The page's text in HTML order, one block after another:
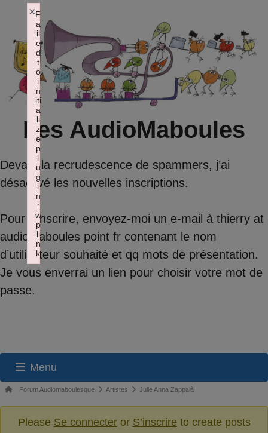
contenu
Les AudioMaboules
Devant la recrudescence de spammers, j’ai
désactivé les nouvelles inscriptions.
Pour s’inscrire, envoyez-moi un e-mail à thierry at
audiomaboules point fr contenant le nom
d’utilisateur souhaité et qq mots de présentation.
Je vous enverrai un lien pour choisir votre mot de
passe.
Menu
Navigation
du
forum
Fil Forum Audiomaboulesque Artistes Julie Anna Zappalà
Please Se connecteror S’inscrire to create posts
F
a
il
e
d
t
o
i
n
iti
a
li
z
e
p
l
u
g
i
n
:
w
p
li
n
k
×
Failed to initialize plugin: wplink